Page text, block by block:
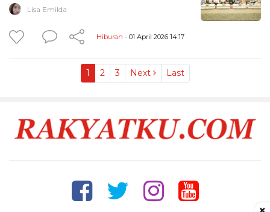
Lisa Emilda
Hiburan - 01 April 2026 14:17
1 2 3 Next Last